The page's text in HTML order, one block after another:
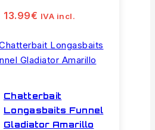
13.99€ IVA incl.
Chatterbait
Longasbaits Funnel
Gladiator Amarillo